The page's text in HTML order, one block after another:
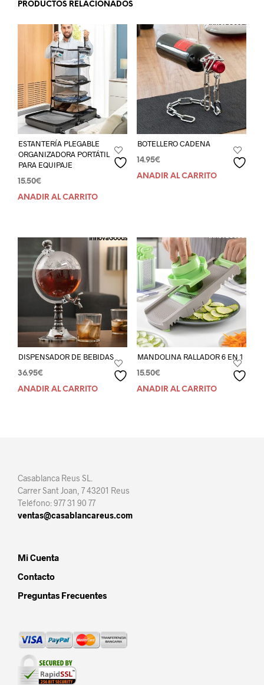
PRODUCTOS RELACIONADOS
ESTANTERÍA PLEGABLE
ORGANIZADORA PORTÁTIL
PARA EQUIPAJE
15.50€
AÑADIR AL CARRITO
BOTELLERO CADENA
14.95€
AÑADIR AL CARRITO
DISPENSADOR DE BEBIDAS
36.95€
AÑADIR AL CARRITO
MANDOLINA RALLADOR 6 EN 1
15.50€
AÑADIR AL CARRITO
Casablanca Reus SL.
Carrer Sant Joan, 7 43201 Reus
Teléfono: 977 31 90 77
ventas@casablancareus.com
Mi Cuenta
Contacto
Preguntas Frecuentes